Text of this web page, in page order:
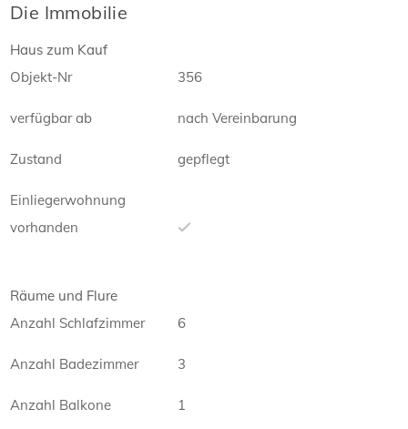
Die Immobilie
Haus zum Kauf
Objekt-Nr
356
verfügbar ab nach Vereinbarung
Zustand gepflegt
Einliegerwohnung
vorhanden
Räume und Flure
Anzahl Schlafzimmer
6
Anzahl Badezimmer 3
Anzahl Balkone 1